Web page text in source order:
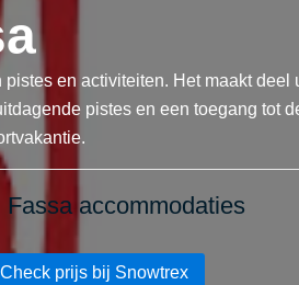
en activiteiten. Het maakt deel
pistes en een toegang tot
Fassa accommodaties
Check prijs bij Snowtrex